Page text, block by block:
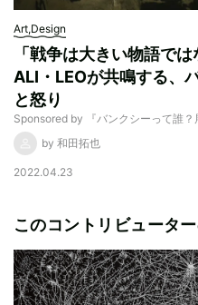
Art,Design
「戦争は大きい物語で
ALI・LEOが共鳴する、
と怒り
Sponsored by 『バンクシーって誰？
by 和田拓也
2022.04.23
このコントリビュータ